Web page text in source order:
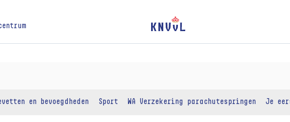
en bevoegdheden Sport WA Verzekering parachutespringen Je